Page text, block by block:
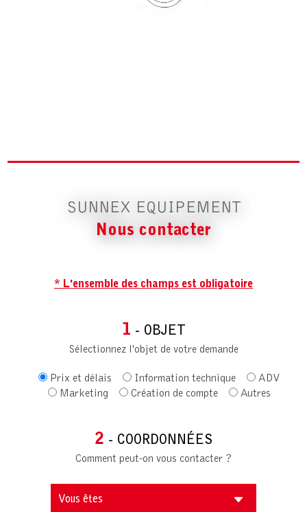
SUNNEX EQUIPEMENT
Nous contacter
* L'ensemble des champs est obligatoire
1 - OBJET
Sélectionnez l'objet de votre demande
Prix et délais Information technique
ADV
Marketing
Création de compte Autres
2 - COORDONNÉES
Comment peut-on vous contacter ?